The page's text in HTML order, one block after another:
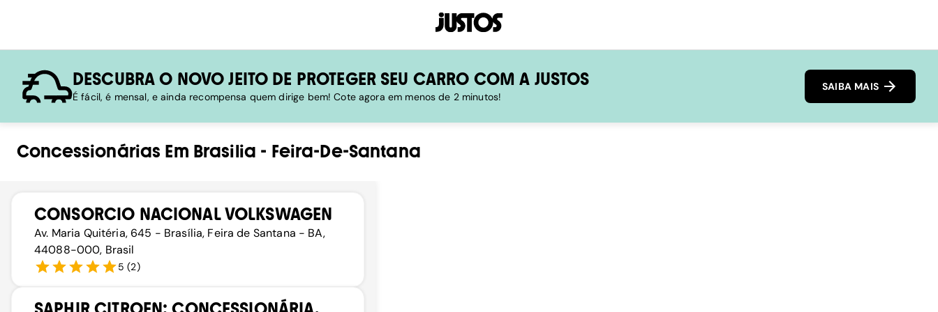
DESCUBRA O NOVO JEITO DE PROTEGER SEU CARRO COM A JUSTOS
É fácil, é mensal, e ainda recompensa quem dirige bem! Cote agora em menos de 2 minutos!
SAIBA MAIS
Concessionárias Em Brasilia - Feira-De-Santana
CONSORCIO NACIONAL VOLKSWAGEN
Av. Maria Quitéria, 645 - Brasília, Feira de Santana - BA,
44088-000, Brasil
5 (2)